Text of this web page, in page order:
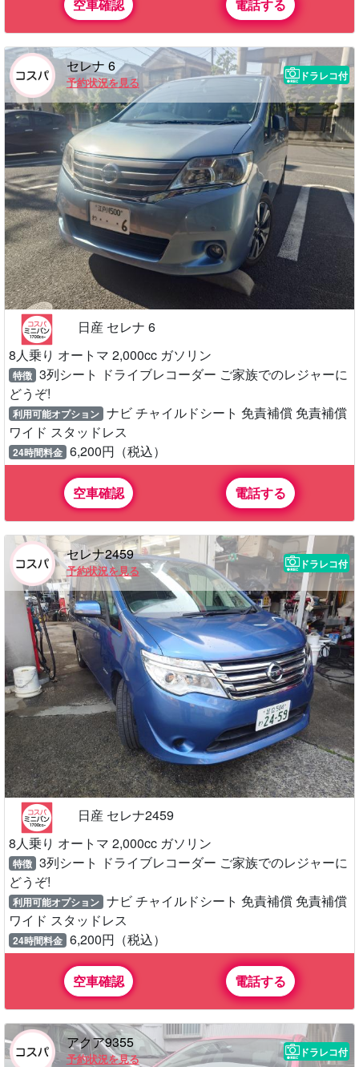
空車確認 電話する
セレナ 6
予約状況を見る
ドラレコ付
日産 セレナ 6
8人乗り オートマ 2,000cc ガソリン
特徴 3列シート ドライブレコーダー ご家族でのレジャーに
どうぞ!
利用可能オプション ナビ チャイルドシート 免責補償 免責補償
ワイド スタッドレス
24時間料金 6,200円（税込）
空車確認 電話する
セレナ2459
予約状況を見る
ドラレコ付
日産 セレナ2459
8人乗り オートマ 2,000cc ガソリン
特徴 3列シート ドライブレコーダー ご家族でのレジャーに
どうぞ!
利用可能オプション ナビ チャイルドシート 免責補償 免責補償
ワイド スタッドレス
24時間料金 6,200円（税込）
空車確認 電話する
アクア9355
予約状況を見る
ドラレコ付